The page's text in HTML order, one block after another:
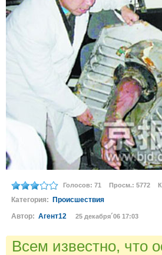
Голосов: 71 Просм.: 5772
Категория:
Происшествия
Автор: Агент12 25 декабря´06 17:03
Всем известно, что